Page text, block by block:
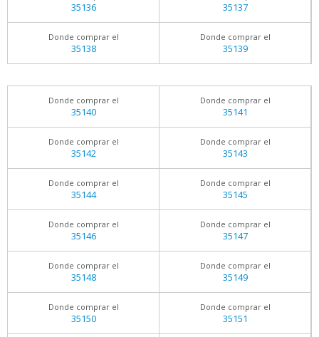
35136 35137
Donde comprar el
35138
Donde comprar el
35139
Donde comprar el
35140
Donde comprar el
35141
Donde comprar el
35142
Donde comprar el
35143
Donde comprar el
35144
Donde comprar el
35145
Donde comprar el
35146
Donde comprar el
35147
Donde comprar el
35148
Donde comprar el
35149
Donde comprar el
35150
Donde comprar el
35151